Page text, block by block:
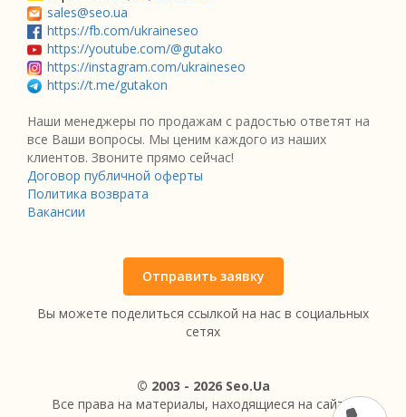
sales@seo.ua
https://fb.com/ukraineseo
https://youtube.com/@gutako
https://instagram.com/ukraineseo
https://t.me/gutakon
Наши менеджеры по продажам с радостью ответят на
все Ваши вопросы. Мы ценим каждого из наших
клиентов. Звоните прямо сейчас!
Договор публичной оферты
Политика возврата
Вакансии
Отправить заявку
Вы можете поделиться ссылкой на нас в социальных
сетях
© 2003 - 2026 Seo.Ua
Все права на материалы, находящиеся на сайте,